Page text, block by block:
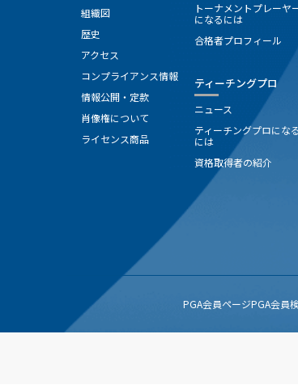
組織図
歴史
アクセス
コンプライアンス情報
情報公開・定款
肖像権について
ライセンス商品
トーナメントプレーヤ
になるには
合格者プロフィール
ティーチングプロ
ニュース
ティーチングプロになる
には
資格取得者の紹介
PGA会員ページPGA会員